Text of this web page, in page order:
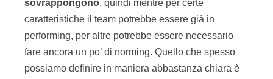
sovrappongono, quindi mentre per certe
caratteristiche il team potrebbe essere già in
performing, per altre potrebbe essere necessario
fare ancora un po’ di norming. Quello che spesso
possiamo definire in maniera abbastanza chiara è